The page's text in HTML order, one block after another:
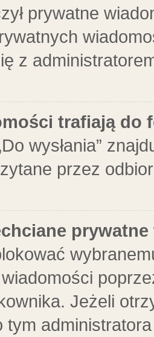
prywatne
z
trafiają do
wysłania”
przez
Jeżeli
tym